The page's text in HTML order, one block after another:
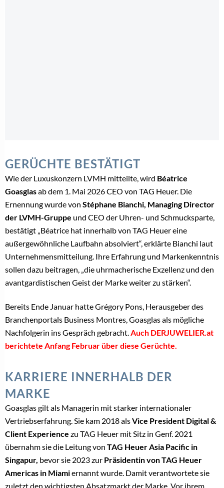
GERÜCHTE BESTÄTIGT
Wie der Luxuskonzern LVMH mitteilte, wird Béatrice
Goasglasab dem 1. Mai 2026 CEO von TAG Heuer. Die
Ernennung wurde von Stéphane Bianchi, Managing Director
der LVMH-Gruppe und CEO der Uhren- und Schmucksparte,
bestätigt „Béatrice hat innerhalb von TAG Heuer eine
außergewöhnliche Laufbahn absolviert“, erklärte Bianchi laut
Unternehmensmitteilung. Ihre Erfahrung und Markenkenntnis
sollen dazu beitragen, „die uhrmacherische Exzellenz und den
avantgardistischen Geist der Marke weiter zu stärken“.
Bereits Ende Januar hatte Grégory Pons, Herausgeber des
Branchenportals Business Montres, Goasglas als mögliche
Nachfolgerin ins Gespräch gebracht.Auch DERJUWELIER.at
berichtete Anfang Februar über diese Gerüchte.
KARRIERE INNERHALB DER
MARKE
Goasglas gilt als Managerin mit starker internationaler
Vertriebserfahrung. Sie kam 2018 alsVice President Digital &
Client Experience zu TAG Heuer mit Sitz in Genf. 2021
übernahm sie die Leitung von TAG Heuer Asia Pacific in
Singapur, bevor sie 2023 zur Präsidentin von TAG Heuer
Americas in Miamiernannt wurde. Damit verantwortete sie
zuletzt den wichtigsten Absatzmarkt der Marke. Vor ihrem